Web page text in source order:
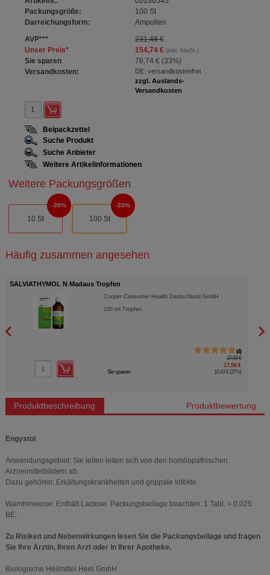
Packungsgröße:
100 St
Darreichungsform:
Ampullen
AVP***
231,48 €
Unser Preis* 154,74 €(inkl. MwSt.)
Sie sparen 76,74 € (33%)
Versandkosten:
DE: versandkostenfrei
zzgl. Auslands-
Versandkosten
Beipackzettel
Suche Produkt
Suche Anbieter
Weitere Artikelinformationen
Weitere Packungsgrößen
10 St
39%
100 St
33%
Häufig zusammen angesehen
SALVIATHYMOL N Madaus Tropfen
Cooper Consumer Health Deutschland GmbH
100ml Tropfen
4
27,99 €
17,56 €
Sie sparen 10,43 € (37%)
Produktbeschreibung Produktbewertung
Engystol
Anwendungsgebiet: Sie leiten leiten sich von den homöopathischen
Arzneimittelbildern ab.
Dazu gehören: Erkältungskrankheiten und grippale Infekte.
Warnhinweise: Enthält Lactose. Packungsbeilage beachten. 1 Tabl. = 0,025
BE.
Zu Risiken und Nebenwirkungen lesen Sie die Packungsbeilage und fragen
Sie Ihre Ärztin, Ihren Arzt oder in Ihrer Apotheke.
Biologische Heilmittel Heel GmbH